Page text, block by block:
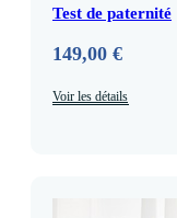
Test de paternité
149,00 €
Voir les détails